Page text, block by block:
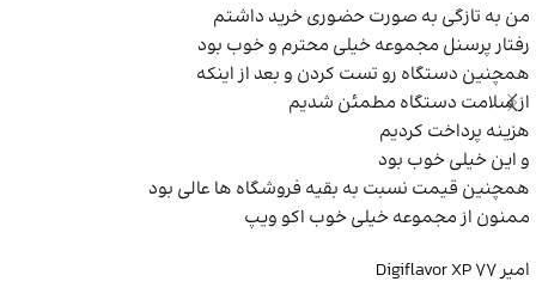
من به تازگی به صورت حضوری خرید داشتم
رفتار پرسنل مجموعه خیلی محترم و خوب بود
همچنین دستگاه رو تست کردن و بعد از اینکه
از سلامت دستگاه مطمئن شدیم
هزینه پرداخت کردیم
و این خیلی خوب بود
همچنین قیمت نسبت به بقیه فروشگاه ها عالی بود
ممنون از مجموعه خیلی خوب اکو ویپ
امیرDigiflavor XP 77